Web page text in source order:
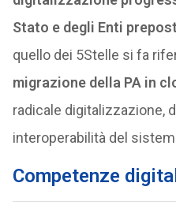
Stato e degli Enti
quello dei 5Stelle si fa
migrazione della PA in
radicale digitalizzazione,
interoperabilità del
Competenze